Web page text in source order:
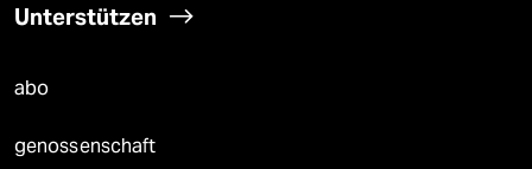
Unterstützen
abo
genossenschaft